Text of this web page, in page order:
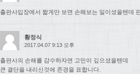
출판사입장에서 짧게만 보면 손해보는 일이셨을텐데
황정식
2017.04.07 9:13 오후
출판사의 손해를 감수하자면 고민이 깊으셨을텐데
큰 결단을 내리신것에 존경을 표합니다.